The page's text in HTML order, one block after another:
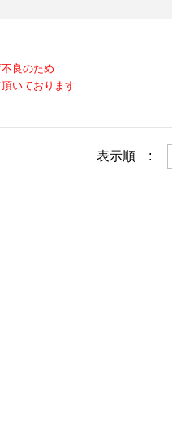
良のため
いております
表示順 :